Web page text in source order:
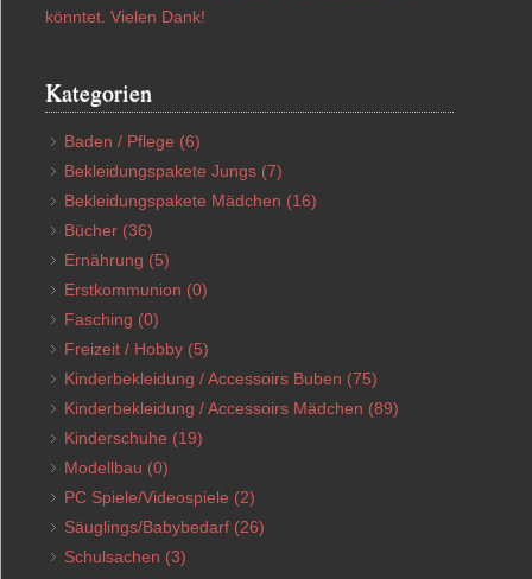
könntet. Vielen Dank!
Kategorien
Baden / Pflege (6)
Bekleidungspakete Jungs (7)
Bekleidungspakete Mädchen (16)
Bücher (36)
Ernährung (5)
Erstkommunion (0)
Fasching (0)
Freizeit / Hobby (5)
Kinderbekleidung / Accessoirs Buben (75)
Kinderbekleidung / Accessoirs Mädchen (89)
Kinderschuhe (19)
Modellbau (0)
PC Spiele/Videospiele (2)
Säuglings/Babybedarf (26)
Schulsachen (3)